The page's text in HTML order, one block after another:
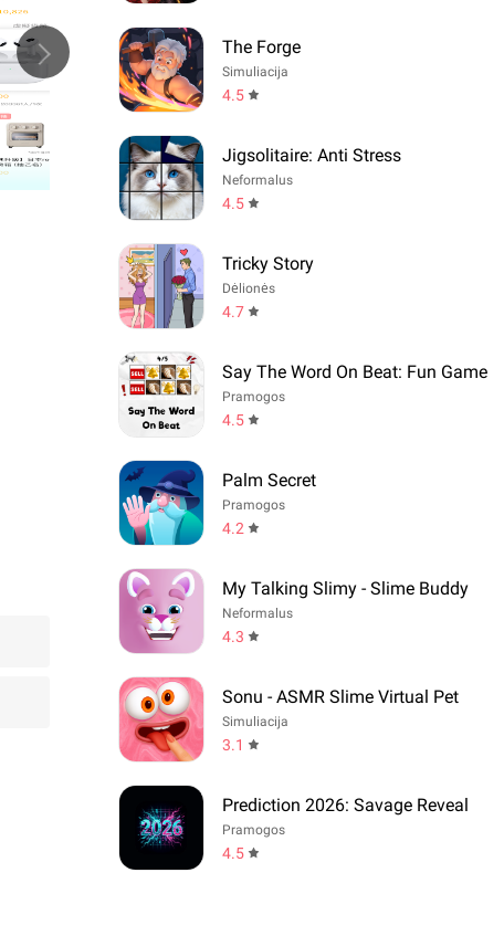
The Forge
Simuliacija
4.5
Jigsolitaire: Anti Stress
Neformalus
4.5
Tricky Story
Dėlionės
4.7
Say The Word On Beat: Fun Game
Pramogos
4.5
Palm Secret
Pramogos
4.2
My Talking Slimy - Slime Buddy
Neformalus
4.3
Sonu - ASMR Slime Virtual Pet
Simuliacija
3.1
Prediction 2026: Savage Reveal
Pramogos
4.5